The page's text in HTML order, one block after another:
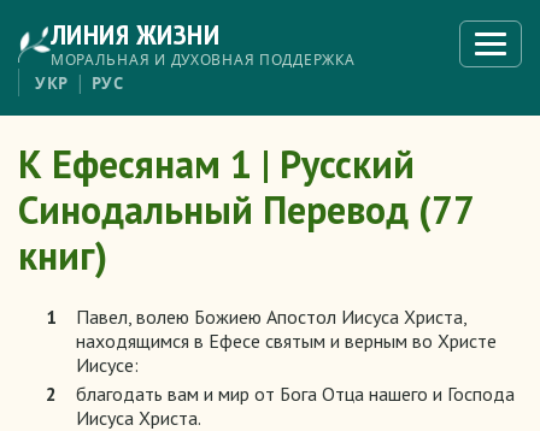
основному
содержанию
ЛИНИЯ ЖИЗНИ
МОРАЛЬНАЯ И ДУХОВНАЯ ПОДДЕРЖКА
меню
УКР РУС
К Ефесянам 1 | Русский
Синодальный Перевод (77
книг)
1
Павел, волею Божиею Апостол Иисуса Христа,
находящимся в Ефесе святым и верным во Христе
Иисусе:
2
благодать вам и мир от Бога Отца нашего и Господа
Иисуса Христа.